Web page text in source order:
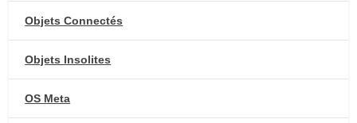
Objets Connectés
Objets Insolites
OS Meta